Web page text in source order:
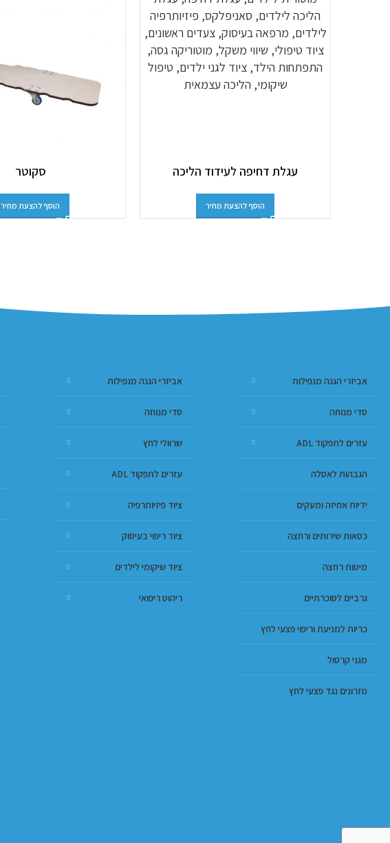
עגלת דחיפה לעידוד הליכה
הוסף להצעת מחיר
סקוטר
הוסף להצעת מחיר
אביזרי הגנה מנפילות
סדי מנוחה
עזרים לתפקוד ADL
הגבהות לאסלה
ידיות אחיזה ומעקים
כסאות שירותים ורחצה
מיטות רחצה
גרביים לסוכרתיים
כריות למניעת וריפוי פצעי לחץ
מגני קרסול
מזרונים נגד פצעי לחץ
אביזרי הגנה מנפילות
סדי מנוחה
שרוולי לחץ
עזרים לתפקוד ADL
ציוד פיזיותרפיה
ציוד ריפוי בעיסוק
ציוד שיקומי לילדים
ריהוט ריפואי